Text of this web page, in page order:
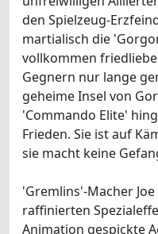
den Spielzeug-
martialisch die
vollkommen
Gegnern nur lange
geheime Insel von
'Commando Elite'
Frieden. Sie ist auf
sie macht keine
'Gremlins'-Macher
raffinierten
Animation gespickte